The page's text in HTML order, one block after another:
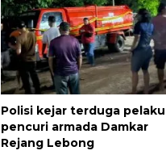
Polisi kejar terduga pelaku
pencuri armada Damkar
Rejang Lebong